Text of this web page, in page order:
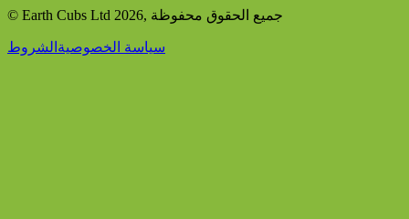
© Earth Cubs Ltd 2026, جميع الحقوق محفوظة
سياسة الخصوصية الشروط